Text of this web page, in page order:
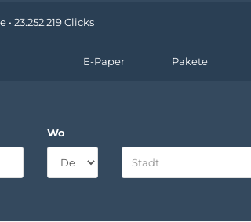
23.252.219 Clicks
E-Paper Pakete
Wo